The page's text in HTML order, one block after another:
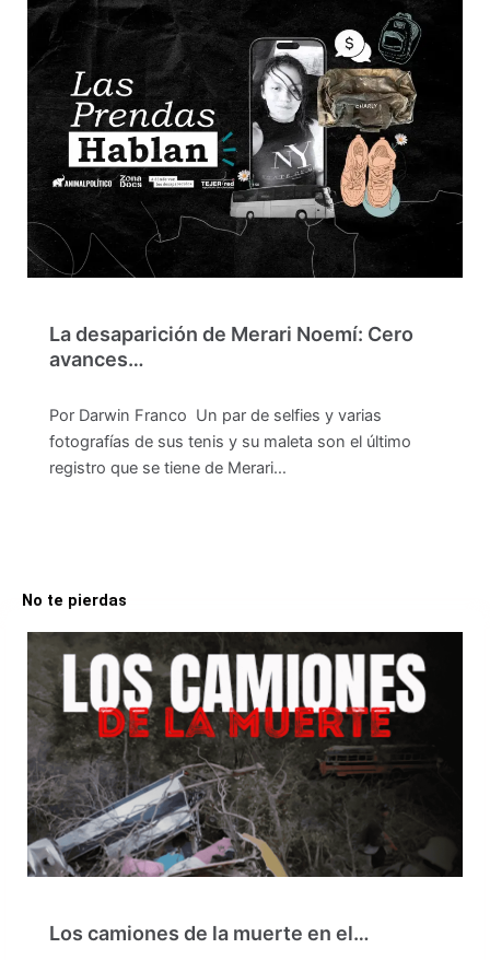
La desaparición de Merari Noemí: Cero
avances…
Por Darwin Franco Un par de selfies y varias
fotografías de sus tenis y su maleta son el último
registro que se tiene de Merari…
No te pierdas
Los camiones de la muerte en el…